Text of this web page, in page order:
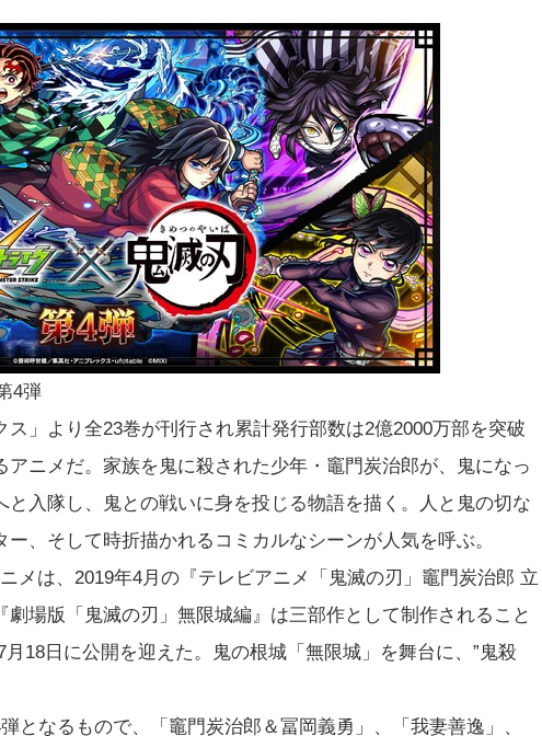
4弾
ス」より全23巻が刊行され累計発行部数は2億2000万部を突破
ニメだ。家族を鬼に殺された少年・竈門炭治郎が、鬼になっ
入隊し、鬼との戦いに身を投じる物語を描く。人と鬼の切な
、そして時折描かれるコミカルなシーンが人気を呼ぶ。
メは、2019年4月の『テレビアニメ「鬼滅の刃」竈門炭治郎 立
場版「鬼滅の刃」無限城編』は三部作として制作されること
18日に公開を迎えた。鬼の根城「無限城」を舞台に、”鬼殺
となるもので、「竈門炭治郎＆冨岡義勇」、「我妻善逸」、